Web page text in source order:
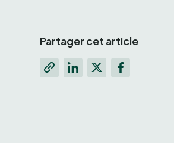
Partager cet article